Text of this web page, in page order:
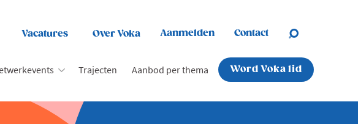
Vacatures Over Voka Aanmelden Contact
Trajecten Aanbod per thema Word Voka lid